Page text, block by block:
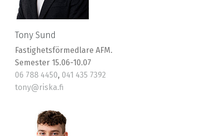
Tony Sund
Fastighetsförmedlare AFM.
Semester 15.06-10.07
06 788 4450, 041 435 7392
tony@riska.fi